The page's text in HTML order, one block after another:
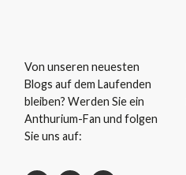
Von unseren neuesten
Blogs auf dem Laufenden
bleiben? Werden Sie ein
Anthurium-Fan und folgen
Sie uns auf: